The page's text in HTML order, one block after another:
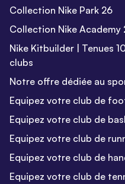
Collection Nike Park 26
Collection Nike Academy
Nike Kitbuilder | Tenues
clubs
Notre offre dédiée au
Equipez votre club de
Equipez votre club de
Equipez votre club de
Equipez votre club de
Equipez votre club de